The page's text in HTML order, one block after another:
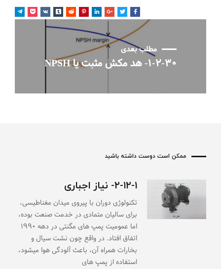
مطلب بعدی
۱-۲-۳۰- هد مکش مثبت یا NPSH
ممکن است دوست داشته باشید
۲-۱۲-۱- نیاز اجباری
تکنولوژی دوران با پیروی میدان مغناطیسی،
برای سالیان متمادی در خدمت صنعت بوده،
اما عمومیت پمپ های مگنتی در دهه ۱۹۹۰
اتفاق افتاد. در واقع چون نشت سیال و
بخارات همراه آن، باعث آلودگی هوا میشود،
استفاده از پمپ های